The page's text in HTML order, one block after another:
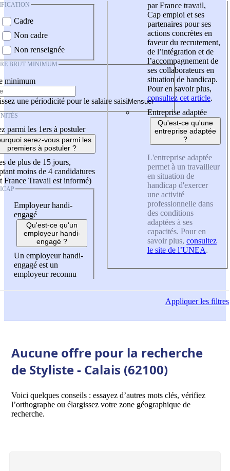
Cadre
Non cadre
Non renseignée
BRUT MINIMUM
minimum
une périodicité pour le salaire saisi
parmi les 1ers à postuler
serez-vous parmi les
premiers à postuler ?
de plus de 15 jours,
moins de 4 candidatures
France Travail est informé)
Employeur handi-
engagé
Qu'est-ce qu'un
employeur handi-
engagé ?
Un employeur handi-
engagé est un
employeur reconnu
par France travail,
Cap emploi et ses
partenaires pour ses
actions concrètes en
faveur du recrutement,
de l’intégration et de
l’accompagnement de
ses collaborateurs en
situation de handicap.
Pour en savoir plus,
consultez cet article.
Entreprise adaptée
Qu'est-ce qu'une
entreprise adaptée
?
L'entreprise adaptée
permet à un travailleur
en situation de
handicap d'exercer
une activité
professionnelle dans
des conditions
adaptées à ses
capacités. Pour en
savoir plus, consultez
le site de l’UNEA.
Appliquerles filtres
Aucune offre pour la recherche
de Styliste - Calais (62100)
Voici quelques conseils : essayez d’autres mots clés, vérifiez
l’orthographe ou élargissez votre zone géographique de
recherche.